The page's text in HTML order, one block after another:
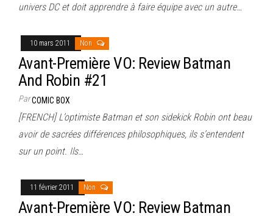
univers DC et doit apprendre à faire équipe avec un autre…
10 mars 2011 Non
Avant-Première VO: Review Batman
And Robin #21
ParCOMIC BOX
[FRENCH] L’optimiste Batman et son sidekick Robin ont beau
avoir de sacrées différences philosophiques, ils s’entendent
sur un point. Ils…
11 février 2011 Non
Avant-Première VO: Review Batman